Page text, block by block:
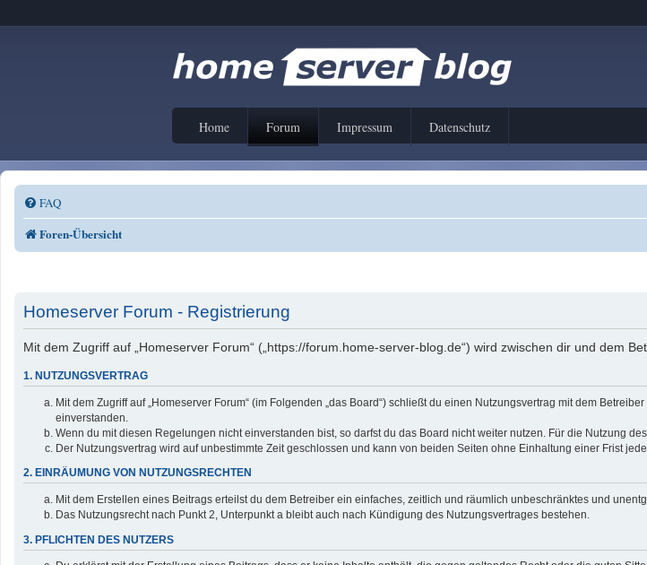
Home Forum Impressum Datenschutz
FAQ
Foren-Übersicht
Homeserver Forum - Registrierung
Mit dem Zugriff auf „Homeserver Forum“ („https://forum.home-server-blog.de“) wird zwischen dir und dem
1. NUTZUNGSVERTRAG
Mit dem Zugriff auf „Homeserver Forum“ (im Folgenden „das Board“) schließt du einen Nutzungsvertrag mit dem
einverstanden.
Wenn du mit diesen Regelungen nicht einverstanden bist, so darfst du das Board nicht weiter nutzen. Für die Nutzung
Der Nutzungsvertrag wird auf unbestimmte Zeit geschlossen und kann von beiden Seiten ohne Einhaltung einer Frist
2. EINRÄUMUNG VON NUTZUNGSRECHTEN
Mit dem Erstellen eines Beitrags erteilst du dem Betreiber ein einfaches, zeitlich und räumlich unbeschränktes und
Das Nutzungsrecht nach Punkt 2, Unterpunkt a bleibt auch nach Kündigung des Nutzungsvertrages bestehen.
3. PFLICHTEN DES NUTZERS